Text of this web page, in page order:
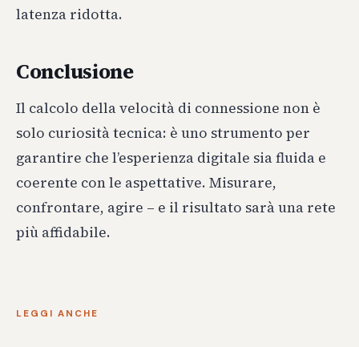
latenza ridotta.
Conclusione
Il calcolo della velocità di connessione non è
solo curiosità tecnica: è uno strumento per
garantire che l’esperienza digitale sia fluida e
coerente con le aspettative. Misurare,
confrontare, agire – e il risultato sarà una rete
più affidabile.
LEGGI ANCHE